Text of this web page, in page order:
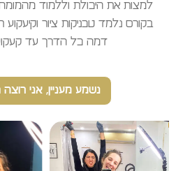
למצות את היכולת וללמוד
בקורס נלמד טכניקות ציור
דמה כל הדרך עד
נשמע מעניין, אני